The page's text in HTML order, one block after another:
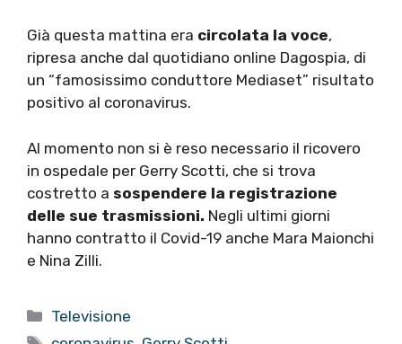
Già questa mattina era circolata la voce,
ripresa anche dal quotidiano online Dagospia, di
un “famosissimo conduttore Mediaset” risultato
positivo al coronavirus.
Al momento non si è reso necessario il ricovero
in ospedale per Gerry Scotti, che si trova
costretto a sospendere la registrazione
delle sue trasmissioni. Negli ultimi giorni
hanno contratto il Covid-19 anche Mara Maionchi
e Nina Zilli.
Categorie
Televisione
Tag